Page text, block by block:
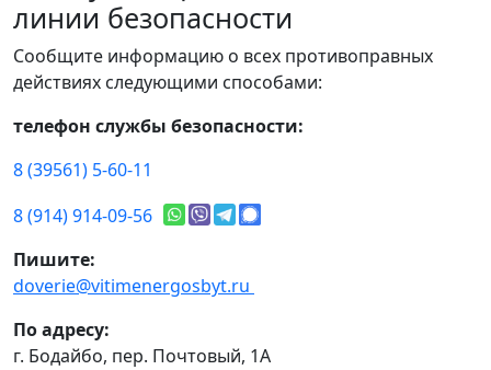
линии безопасности
Сообщите информацию о всех противоправных
действиях следующими способами:
телефон службы безопасности:
8 (39561) 5-60-11
8 (914) 914-09-56
Пишите:
doverie@vitimenergosbyt.ru
По адресу:
г. Бодайбо, пер. Почтовый, 1А